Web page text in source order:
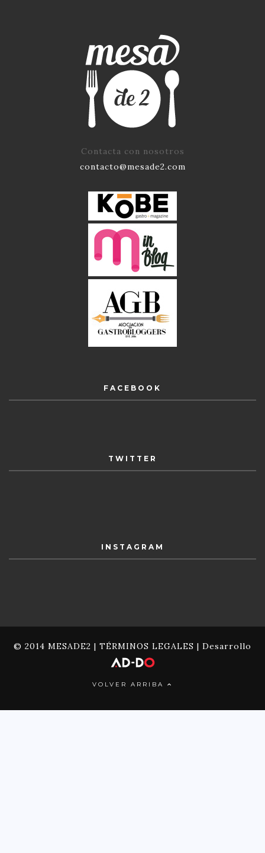
Contacta con nosotros
contacto@mesade2.com
FACEBOOK
TWITTER
INSTAGRAM
© 2014 MESADE2 | TÉRMINOS LEGALES | Desarrollo
VOLVER ARRIBA